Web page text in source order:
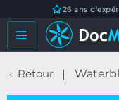
26 ans
Retour